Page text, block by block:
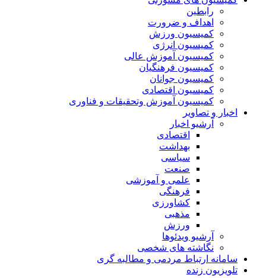
رابطین
اهداف و ضرورت
کمیسیون ورزش
کمیسیون انرژی
کمیسیون آموزش عالی
کمیسیون فرهنگیان
کمیسیون جوانان
کمیسیون اقتصادی
کمیسیون آموزش وتحقیقات و فناوری
اخبار و تصاویر
آرشیو اخبار
اقتصادی
بهداشت
سیاسی
صنعت
علمی و آموزشی
فرهنگی
کشاورزی
مذهبی
ورزش
آرشیو ویدئوها
نگاشته های شخصی
سامانه ارتباط مردمی و مطالبه گری
تلویزیون زنده